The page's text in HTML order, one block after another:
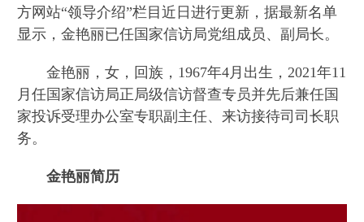
方网站“领导介绍”栏目近日进行更新，据最新名单
显示，金艳丽已任国家信访局党组成员、副局长。
金艳丽，女，回族，1967年4月出生，2021年11
月任国家信访局正局级信访督查专员并先后兼任国
家投诉受理办公室专职副主任、来访接待司司长职
务。
金艳丽简历